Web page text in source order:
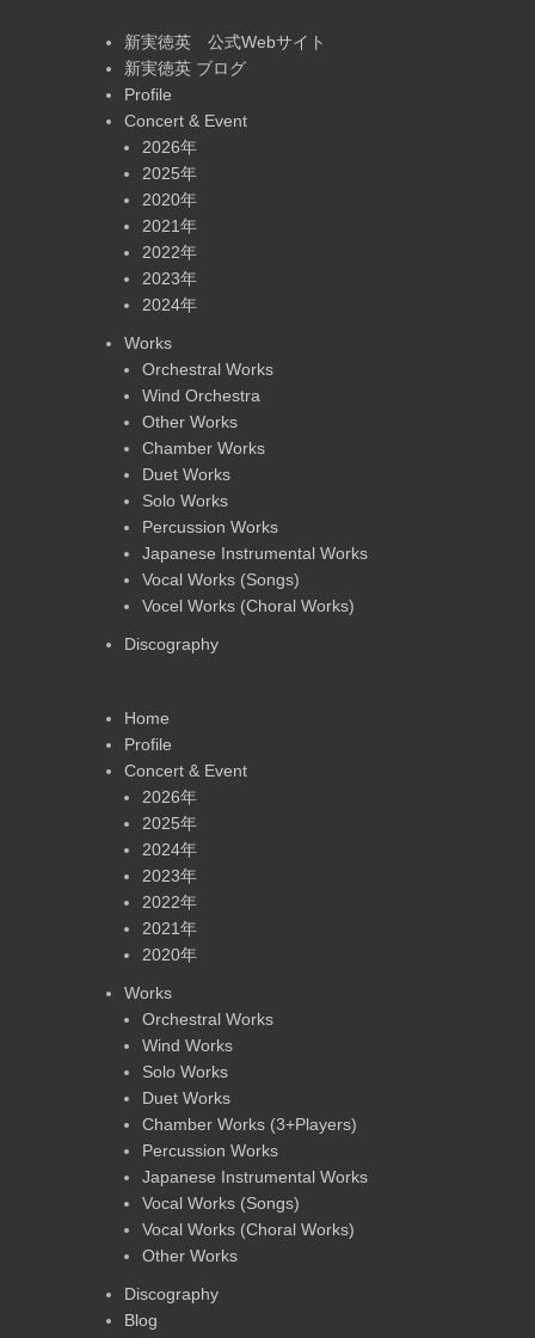
新実徳英 公式Webサイト
新実徳英 ブログ
Profile
Concert & Event
2026年
2025年
2020年
2021年
2022年
2023年
2024年
Works
Orchestral Works
Wind Orchestra
Other Works
Chamber Works
Duet Works
Solo Works
Percussion Works
Japanese Instrumental Works
Vocal Works (Songs)
Vocel Works (Choral Works)
Discography
Home
Profile
Concert & Event
2026年
2025年
2024年
2023年
2022年
2021年
2020年
Works
Orchestral Works
Wind Works
Solo Works
Duet Works
Chamber Works (3+Players)
Percussion Works
Japanese Instrumental Works
Vocal Works (Songs)
Vocal Works (Choral Works)
Other Works
Discography
Blog